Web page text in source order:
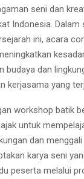
seni dan
Indonesia. Dalam
ini, acara
budaya dan
kerjasama yang
workshop batik
untuk
dan
karya seni
peserta melalui